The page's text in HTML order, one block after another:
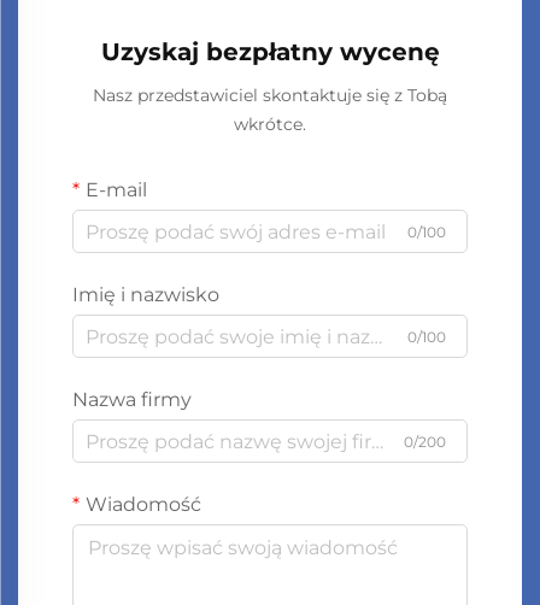
Uzyskaj bezpłatny wycenę
Nasz przedstawiciel skontaktuje się z Tobą
wkrótce.
E-mail
0/100
Imię i nazwisko
0/100
Nazwa firmy
0/200
Wiadomość